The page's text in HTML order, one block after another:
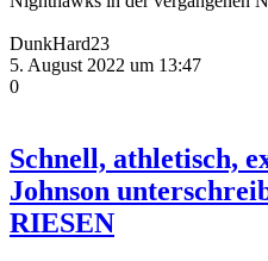
DunkHard23
5. August 2022 um 13:47
0
Schnell, athletisch,
Johnson
RIESEN